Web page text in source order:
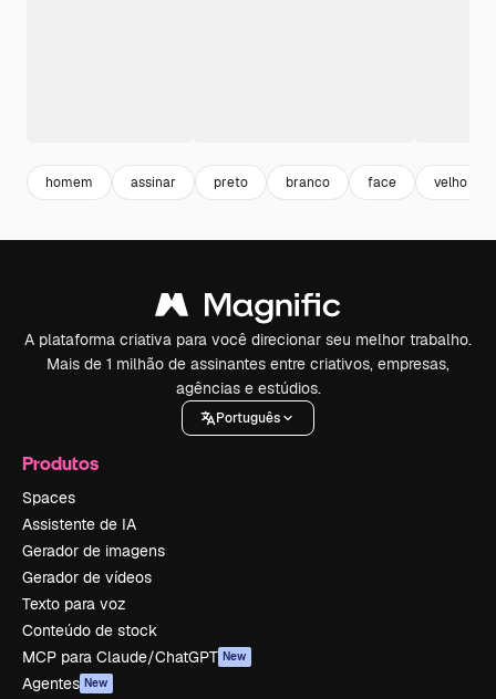
homem assinar preto branco face velho
A plataforma criativa para você direcionar seu melhor trabalho.
Mais de 1 milhão de assinantes entre criativos, empresas,
agências e estúdios.
Português
Produtos
Spaces
Assistente de IA
Gerador de imagens
Gerador de vídeos
Texto para voz
Conteúdo de stock
MCP para Claude/ChatGPT New
Agentes New